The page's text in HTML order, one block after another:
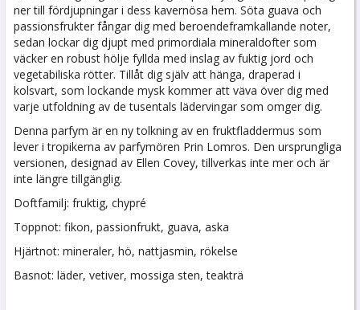
ner till fördjupningar i dess kavernösa hem. Söta guava och
passionsfrukter fångar dig med beroendeframkallande noter,
sedan lockar dig djupt med primordiala mineraldofter som
väcker en robust hölje fyllda med inslag av fuktig jord och
vegetabiliska rötter. Tillåt dig själv att hänga, draperad i
kolsvart, som lockande mysk kommer att väva över dig med
varje utfoldning av de tusentals lädervingar som omger dig.
Denna parfym är en ny tolkning av en fruktfladdermus som
lever i tropikerna av parfymören Prin Lomros. Den ursprungliga
versionen, designad av Ellen Covey, tillverkas inte mer och är
inte längre tillgänglig.
Doftfamilj: fruktig, chypré
Toppnot: fikon, passionfrukt, guava, aska
Hjärtnot: mineraler, hö, nattjasmin, rökelse
Basnot: läder, vetiver, mossiga sten, teakträ